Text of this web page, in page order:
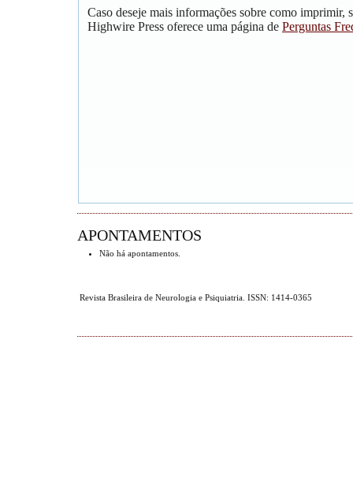
Caso deseje mais informações sobre como imprimir,
Highwire Press oferece uma página de Perguntas
APONTAMENTOS
Não há apontamentos.
Revista Brasileira de Neurologia e Psiquiatria. ISSN: 1414-0365